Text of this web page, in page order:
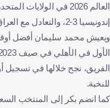
العالم 2026 في
إندونيسيا 3-2، والتعادل مع العراق بدون أهداف.
ويعيش محمد سليمان أفضل
الفريق، نجح خلالها في تسجيل
للنخبة.
كما انضم بكر إلى المنتخب